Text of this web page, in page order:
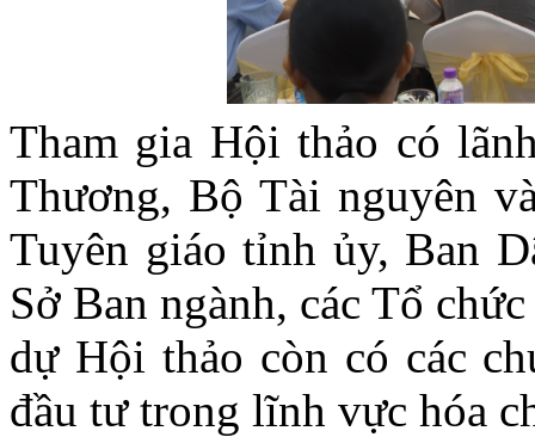
Tham gia Hội thảo có
Thương, Bộ Tài nguyên
Tuyên giáo tỉnh ủy, Ban
Sở Ban ngành, các Tổ
dự Hội thảo còn có các
đầu tư trong lĩnh vực hóa